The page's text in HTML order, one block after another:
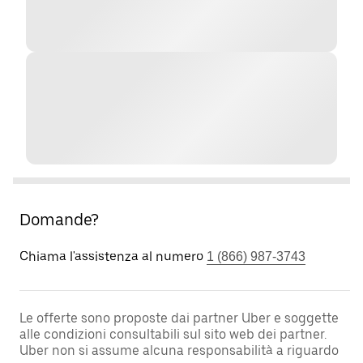
Domande?
Chiama l'assistenza al numero 1 (866) 987-3743
Le offerte sono proposte dai partner Uber e soggette
alle condizioni consultabili sul sito web dei partner.
Uber non si assume alcuna responsabilità a riguardo